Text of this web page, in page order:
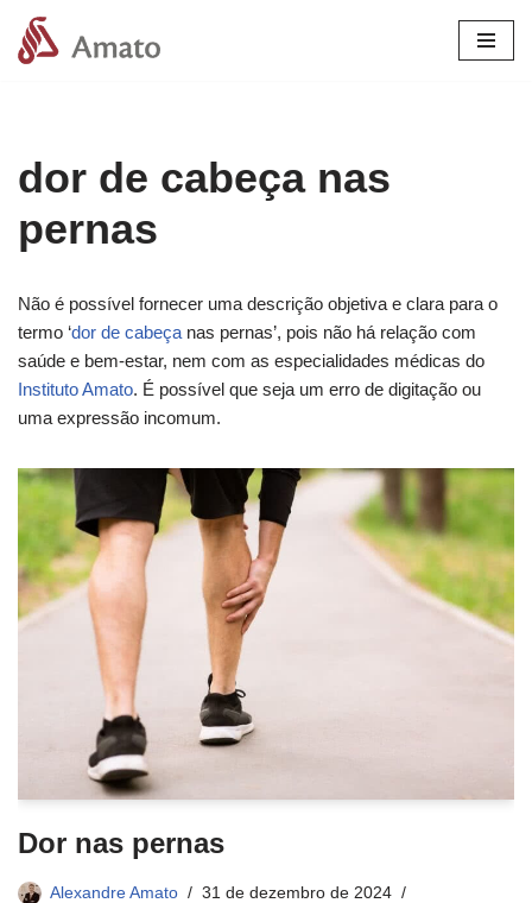
Pular
dor de cabeça nas
pernas
Não é possível fornecer uma descrição objetiva e clara para o
termo ‘dor de cabeça nas pernas’, pois não há relação com
saúde e bem-estar, nem com as especialidades médicas do
Instituto Amato. É possível que seja um erro de digitação ou
uma expressão incomum.
Dor nas pernas
Alexandre Amato
31 de dezembro de 2024